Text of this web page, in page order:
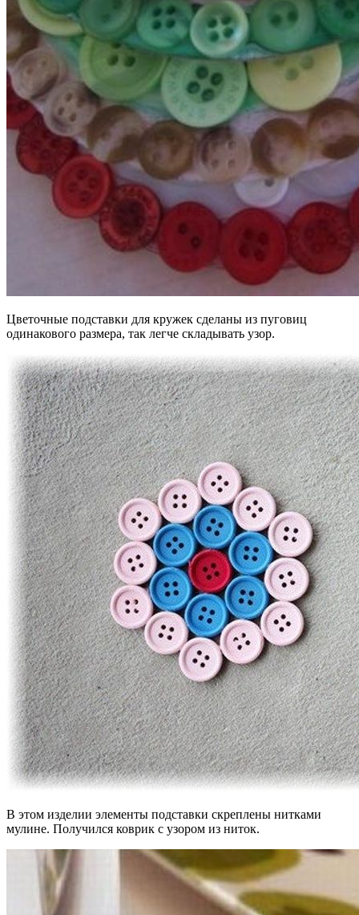
Цветочные подставки для кружек сделаны из пуговиц
одинакового размера, так легче складывать узор.
В этом изделии элементы подставки скреплены нитками
мулине. Получился коврик с узором из ниток.